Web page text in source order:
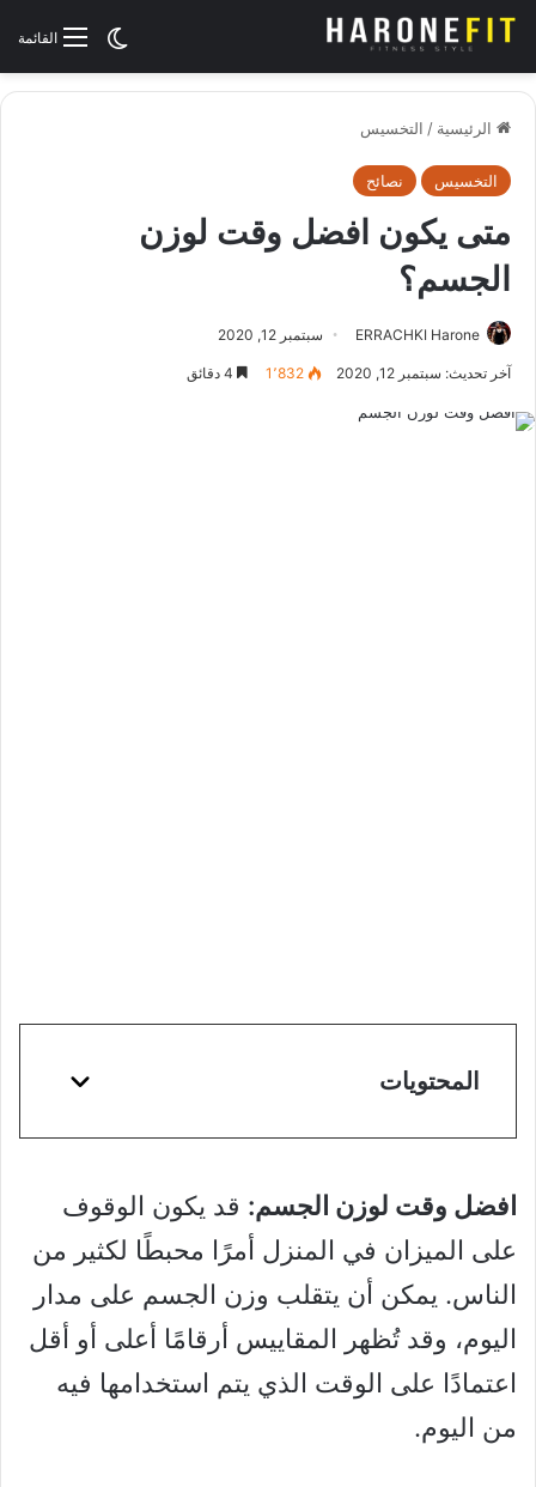
القائمةالوضع
الرئيسية / التخسيس
التخسيس نصائح
متى يكون افضل وقت لوزن
الجسم؟
ERRACHKI Harone سبتمبر 12, 2020
آخر تحديث: سبتمبر 12, 2020 1٬832
المحتويات
افضل وقت لوزن الجسم: قد يكون الوقوف
على الميزان في المنزل أمرًا محبطًا لكثير من
الناس. يمكن أن يتقلب وزن الجسم على مدار
اليوم، وقد تُظهر المقاييس أرقامًا أعلى أو أقل
اعتمادًا على الوقت الذي يتم استخدامها فيه
من اليوم.